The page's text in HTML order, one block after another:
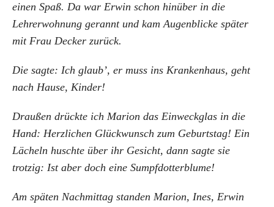
einen Spaß. Da war Erwin schon hinüber in die
Lehrerwohnung gerannt und kam Augenblicke später
mit Frau Decker zurück.
Die sagte: Ich glaub’, er muss ins Krankenhaus, geht
nach Hause, Kinder!
Draußen drückte ich Marion das Einweckglas in die
Hand: Herzlichen Glückwunsch zum Geburtstag! Ein
Lächeln huschte über ihr Gesicht, dann sagte sie
trotzig: Ist aber doch eine Sumpfdotterblume!
Am späten Nachmittag standen Marion, Ines, Erwin